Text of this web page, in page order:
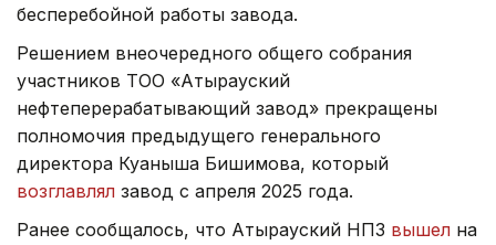
бесперебойной работы завода.
Решением внеочередного общего собрания
участников ТОО «Атырауский
нефтеперерабатывающий завод» прекращены
полномочия предыдущего генерального
директора Куаныша Бишимова, который
возглавлял завод с апреля 2025 года.
Ранее сообщалось, что Атырауский НПЗ вышел на